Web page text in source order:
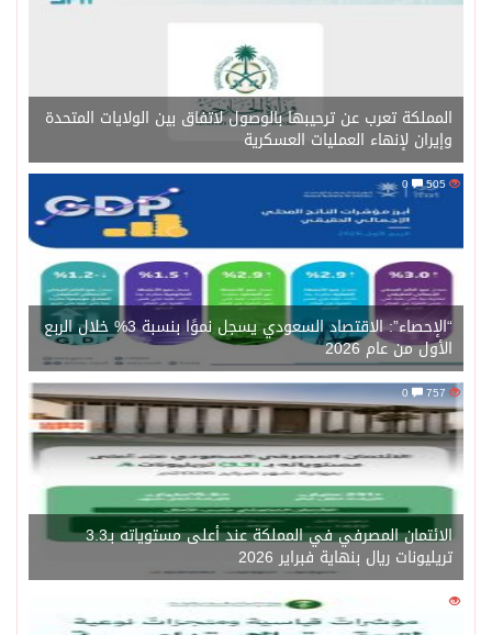
المملكة تعرب عن ترحيبها بالوصول لاتفاق بين الولايات المتحدة
وإيران لإنهاء العمليات العسكرية
505
“الإحصاء”: الاقتصاد السعودي يسجل نموًا بنسبة 3% خلال الربع
الأول من عام 2026
757
0
الائتمان المصرفي في المملكة عند أعلى مستوياته بـ3.3
تريليونات ريال بنهاية فبراير 2026
1450